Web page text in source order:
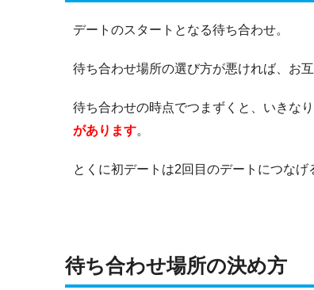
デートのスタートとなる待ち合わせ。
待ち合わせ場所の選び方が悪ければ、お
待ち合わせの時点でつまずくと、いきな
があります。
とくに初デートは2回目のデートにつな
待ち合わせ場所の決め方